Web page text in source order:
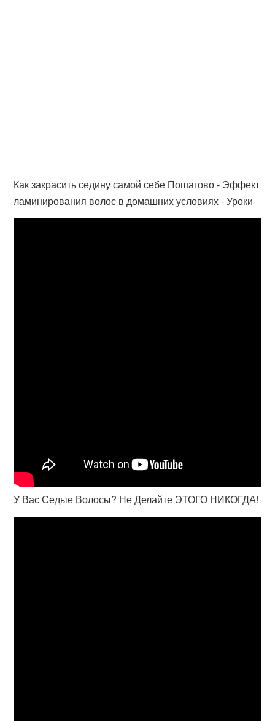
Как закрасить седину самой себе Пошагово - Эффект
ламинирования волос в домашних условиях - Уроки
У Вас Седые Волосы? Не Делайте ЭТОГО НИКОГДА!